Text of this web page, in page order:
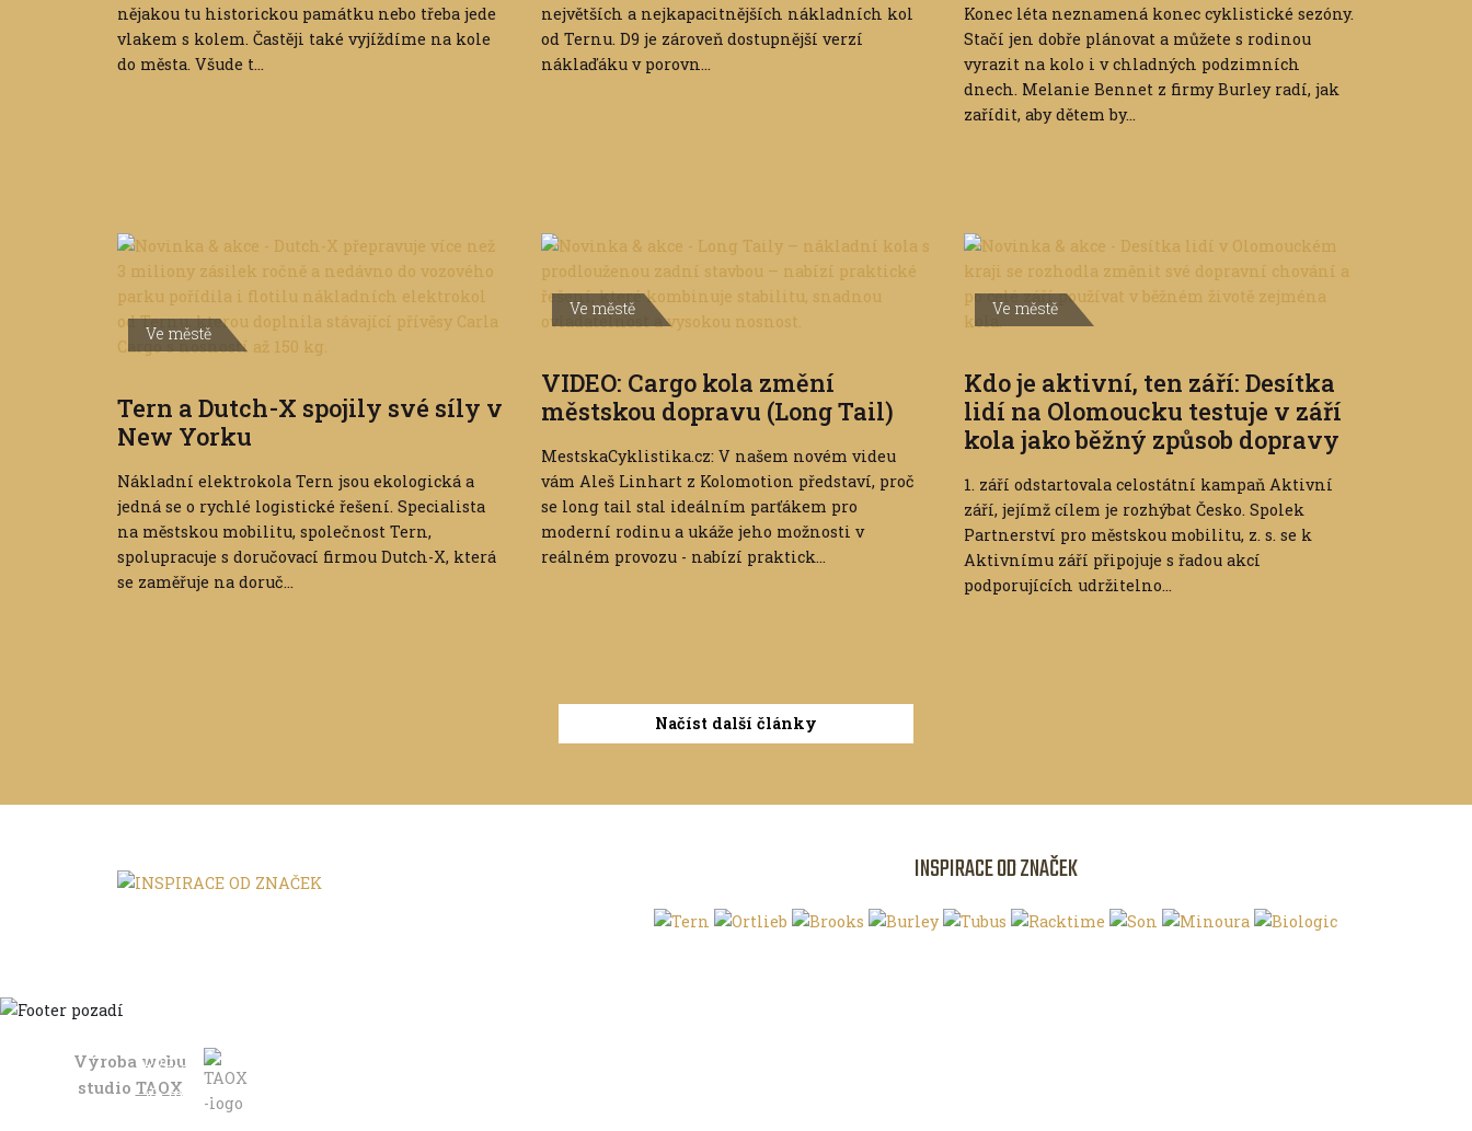
nějakou tu historickou památku nebo třeba jede
vlakem s kolem. Častěji také vyjíždíme na kole
do města. Všude t...
největších a nejkapacitnějších nákladních kol
od Ternu. D9 je zároveň dostupnější verzí
náklaďáku v porovn...
Konec léta neznamená konec cyklistické sezóny.
Stačí jen dobře plánovat a můžete s rodinou
vyrazit na kolo i v chladných podzimních
dnech. Melanie Bennet z firmy Burley radí, jak
zařídit, aby dětem by...
Ve městě
Tern a Dutch-X spojily své síly v
New Yorku
Nákladní elektrokola Tern jsou ekologická a
jedná se o rychlé logistické řešení. Specialista
na městskou mobilitu, společnost Tern,
spolupracuje s doručovací firmou Dutch-X, která
se zaměřuje na doruč...
Ve městě
VIDEO: Cargo kola změní
městskou dopravu (Long Tail)
MestskaCyklistika.cz: V našem novém videu
vám Aleš Linhart z Kolomotion představí, proč
se long tail stal ideálním parťákem pro
moderní rodinu a ukáže jeho možnosti v
reálném provozu - nabízí praktick...
Ve městě
Kdo je aktivní, ten září: Desítka
lidí na Olomoucku testuje v září
kola jako běžný způsob dopravy
1. září odstartovala celostátní kampaň Aktivní
září, jejímž cílem je rozhýbat Česko. Spolek
Partnerství pro městskou mobilitu, z. s. se k
Aktivnímu září připojuje s řadou akcí
podporujících udržitelno...
Načíst další články
INSPIRACE OD ZNAČEK
Výroba webu
studio TAOX
Domů
Ve městě